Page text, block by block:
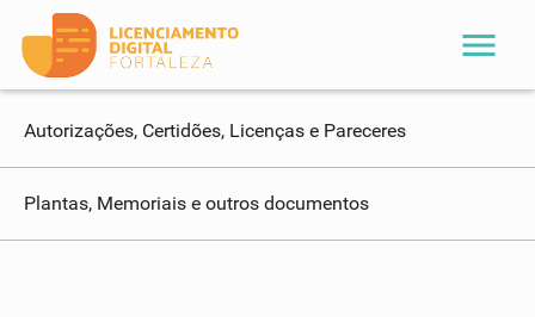
menu
Autorizações, Certidões, Licenças e Pareceres
Plantas, Memoriais e outros documentos